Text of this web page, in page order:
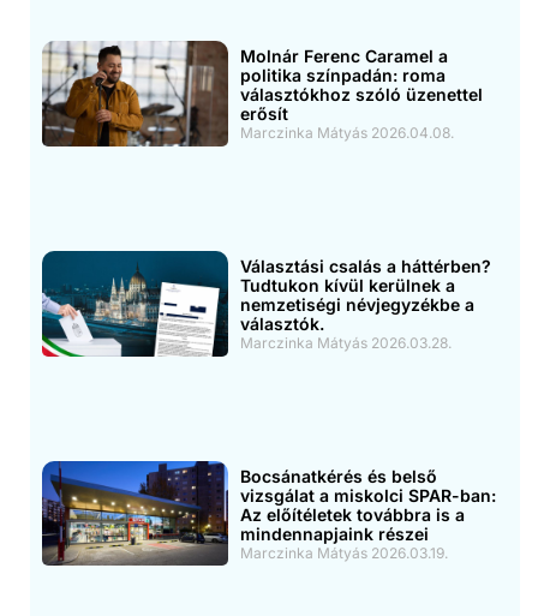
Molnár Ferenc Caramel a
politika színpadán: roma
választókhoz szóló üzenettel
erősít
Marczinka Mátyás 2026.04.08.
Választási csalás a háttérben?
Tudtukon kívül kerülnek a
nemzetiségi névjegyzékbe a
választók.
Marczinka Mátyás 2026.03.28.
Bocsánatkérés és belső
vizsgálat a miskolci SPAR-ban:
Az előítéletek továbbra is a
mindennapjaink részei
Marczinka Mátyás 2026.03.19.